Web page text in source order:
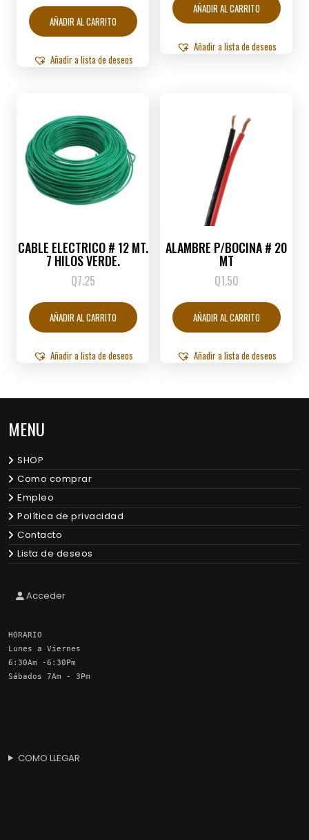
AÑADIR AL CARRITO
Añadir a lista de deseos
AÑADIR AL CARRITO
Añadir a lista de deseos
CABLE ELECTRICO # 12 MT.
7 HILOS VERDE.
Q7.25
AÑADIR AL CARRITO
Añadir a lista de deseos
ALAMBRE P/BOCINA # 20
MT
Q1.50
AÑADIR AL CARRITO
Añadir a lista de deseos
MENU
SHOP
Como comprar
Empleo
Política de privacidad
Contacto
Lista de deseos
Acceder
HORARIO
Lunes a Viernes
6:30Am -6:30Pm
Sábados 7Am - 3Pm
COMO LLEGAR